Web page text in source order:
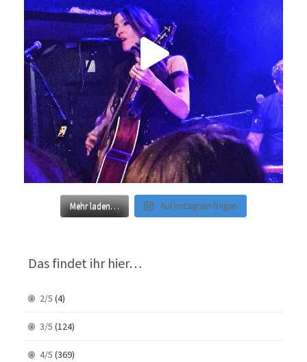
Mehr laden… Auf Instagram folgen
Das findet ihr hier…
2/5 (4)
3/5 (124)
4/5 (369)